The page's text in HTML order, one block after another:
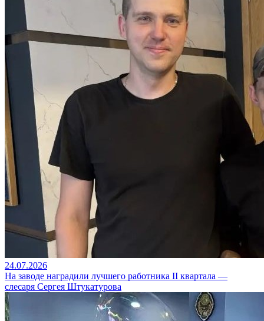
24.07.2026
На заводе наградили лучшего работника II квартала —
слесаря Сергея Штукатурова